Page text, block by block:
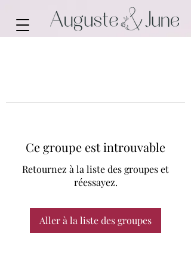
Ce groupe est introuvable
Retournez à la liste des groupes et
réessayez.
Aller à la liste des groupes